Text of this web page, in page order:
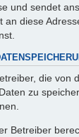
und sendet
an diese
die von
zu
Betreiber